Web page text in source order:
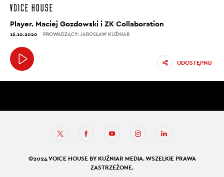
Player. Maciej Gozdowski i ZK Collaboration
16.10.2020 PROWADZĄCY: JAROSŁAW KUŹNIAR
UDOSTĘPNIJ
©2024 VOICE HOUSE BY KUŹNIAR MEDIA. WSZELKIE PRAWA
ZASTRZEŻONE.